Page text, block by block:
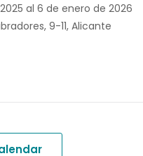
al 6 de enero de 2026
9-11, Alicante